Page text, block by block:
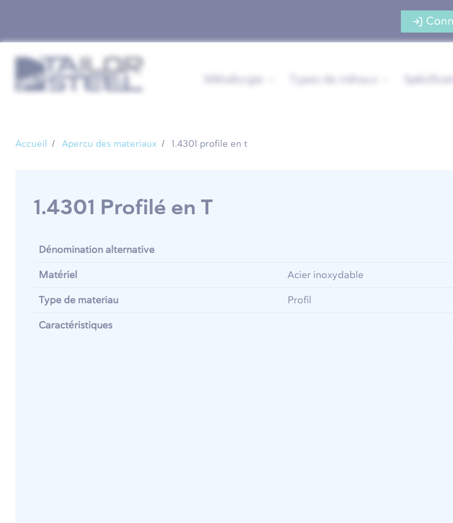
Accueil Apercu des materiaux 1.4301 profile en t
1.4301 Profilé en T
Dénomination alternative
Matériel Acier inoxydable
Type de materiau Profil
Caractéristiques